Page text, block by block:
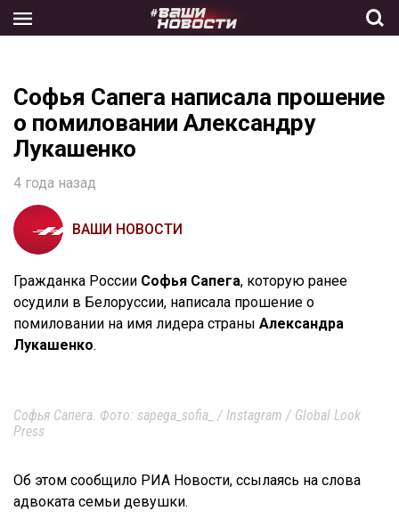
the
Софья Сапега написала прошение
о помиловании Александру
Лукашенко
4 года назад
ВАШИ НОВОСТИ
Гражданка России Софья Сапега, которую ранее
осудили в Белоруссии, написала прошение о
помиловании на имя лидера страны Александра
Лукашенко.
Софья Сапега. Фото: sapega_sofia_ / Instagram / Global Look
Press
Об этом сообщило РИА Новости, ссылаясь на слова
адвоката семьи девушки.